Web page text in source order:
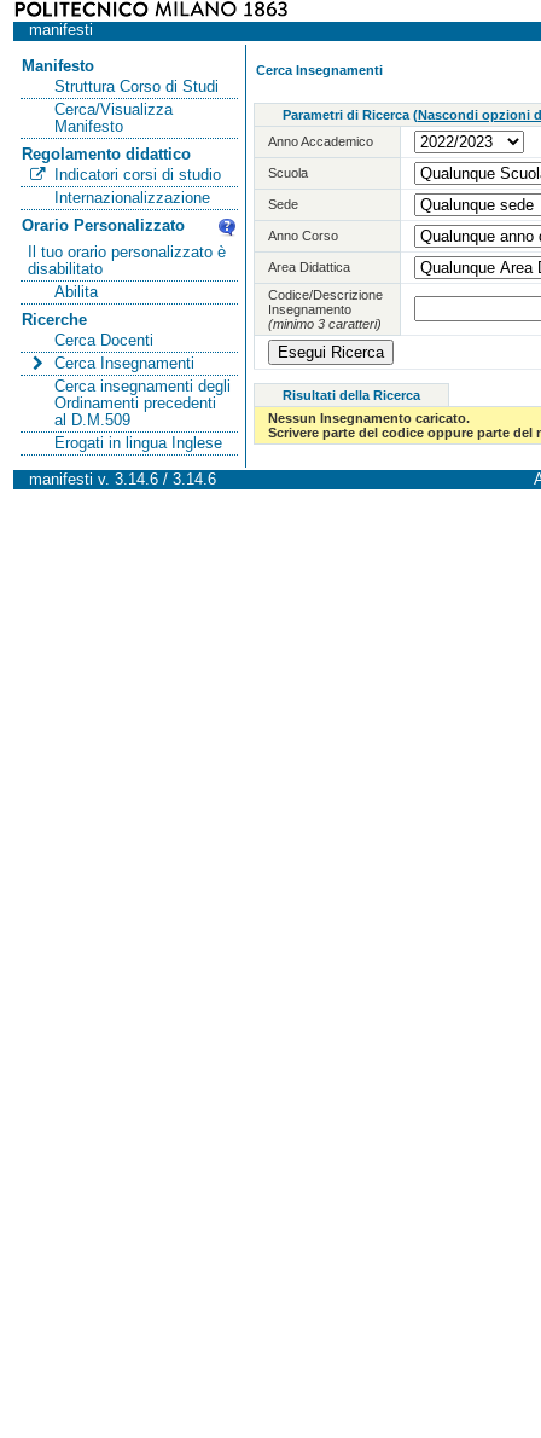
manifesti
Manifesto
Struttura Corso di Studi
Cerca/Visualizza
Manifesto
Regolamento didattico
Indicatori corsi di studio
Internazionalizzazione
Orario Personalizzato
Il tuo orario personalizzato è
disabilitato
Abilita
Ricerche
Cerca Docenti
Cerca Insegnamenti
Cerca insegnamenti degli
Ordinamenti precedenti
al D.M.509
Erogati in lingua Inglese
Cerca Insegnamenti
Parametri di Ricerca (Nascondi opzioni
Anno Accademico
Scuola
Sede
Anno Corso
Area Didattica
Codice/Descrizione
Insegnamento
(minimo 3 caratteri)
Risultati della Ricerca
Nessun Insegnamento caricato.
Scrivere parte del codice oppure parte
manifesti v. 3.14.6 / 3.14.6